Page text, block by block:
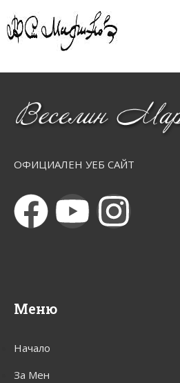
ОФИЦИАЛЕН УЕБ САЙТ
Меню
Начало
За Мен